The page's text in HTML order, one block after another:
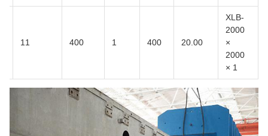
XLB-
2000
×
2000
× 1
20.00
400
1
400
11